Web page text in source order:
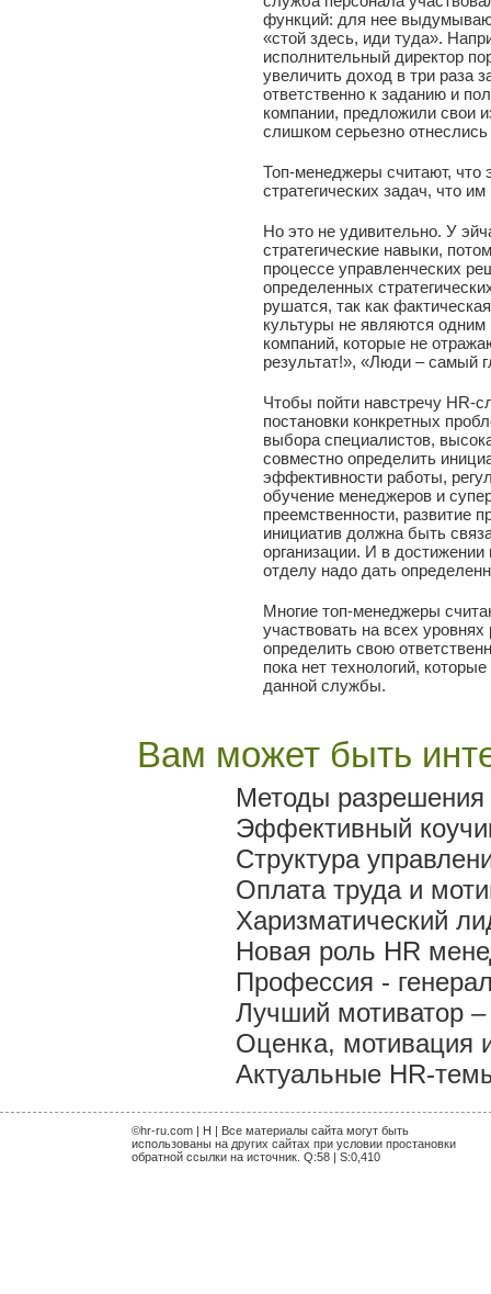
функций: для нее
«стой здесь, иди туда».
исполнительный директор
увеличить доход в три раза
ответственно к заданию и
компании, предложили свои
слишком серьезно
Топ-менеджеры считают, что
стратегических задач, что
Но это не удивительно. У
стратегические навыки,
процессе управленческих
определенных
рушатся, так как
культуры не являются
компаний, которые не
результат!», «Люди – самый
Чтобы пойти навстречу HR-
постановки конкретных
выбора специалистов,
совместно определить
эффективности работы,
обучение менеджеров и
преемственности, развитие
инициатив должна быть
организации. И в
отделу надо дать
Многие топ-менеджеры
участвовать на всех
определить свою
пока нет технологий,
данной службы.
Вам может быть
Методы разрешения
Эффективный
Структура
Оплата труда и
Харизматический
Новая роль HR
Профессия -
Лучший мотиватор –
Оценка, мотивация
Актуальные HR-
©hr-ru.com | H | Все материалы сайта могут быть
использованы на других сайтах при условии простановки
обратной ссылки на источник. Q:58 | S:0,410